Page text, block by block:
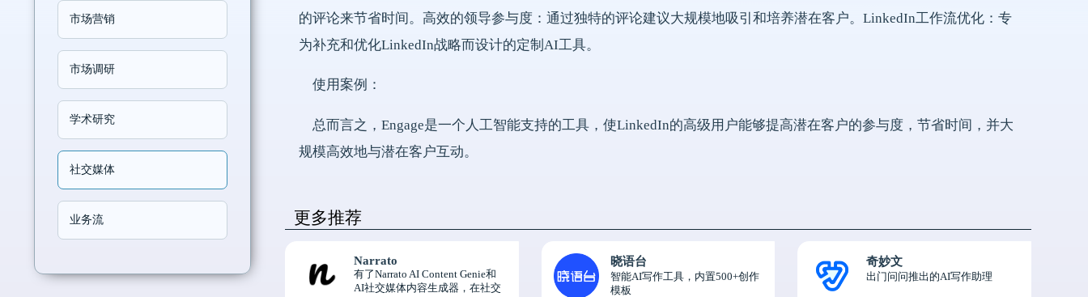
的评论来节省时间。高效的领导参与度：通过独特的评论建议大规模地吸引和培养潜在客户。LinkedIn工作流优化：专
为补充和优化LinkedIn战略而设计的定制AI工具。
使用案例：
总而言之，Engage是一个人工智能支持的工具，使LinkedIn的高级用户能够提高潜在客户的参与度，节省时间，并大
规模高效地与潜在客户互动。
更多推荐
Narrato
有了Narrato AI Content Genie和
AI社交媒体内容生成器，在社交
晓语台
智能AI写作工具，内置500+创作
模板
奇妙文
出门问问推出的AI写作助理
市场营销
市场调研
学术研究
社交媒体
业务流